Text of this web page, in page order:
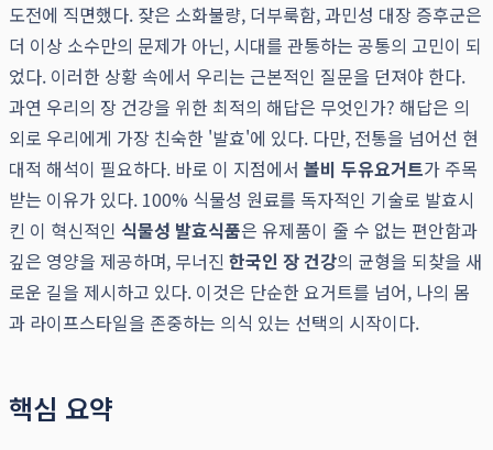
도전에 직면했다. 잦은 소화불량, 더부룩함, 과민성 대장 증후군은
더 이상 소수만의 문제가 아닌, 시대를 관통하는 공통의 고민이 되
었다. 이러한 상황 속에서 우리는 근본적인 질문을 던져야 한다.
과연 우리의 장 건강을 위한 최적의 해답은 무엇인가? 해답은 의
외로 우리에게 가장 친숙한 '발효'에 있다. 다만, 전통을 넘어선 현
대적 해석이 필요하다. 바로 이 지점에서 볼비 두유요거트가 주목
받는 이유가 있다. 100% 식물성 원료를 독자적인 기술로 발효시
킨 이 혁신적인 식물성 발효식품은 유제품이 줄 수 없는 편안함과
깊은 영양을 제공하며, 무너진 한국인 장 건강의 균형을 되찾을 새
로운 길을 제시하고 있다. 이것은 단순한 요거트를 넘어, 나의 몸
과 라이프스타일을 존중하는 의식 있는 선택의 시작이다.
핵심 요약